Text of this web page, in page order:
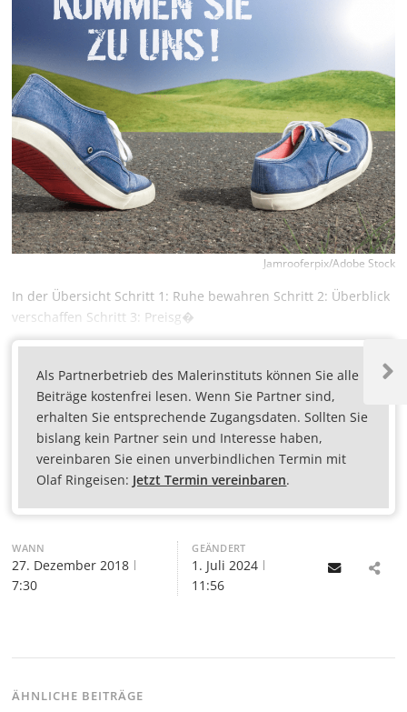
Jamrooferpix/Adobe Stock
In der Übersicht Schritt 1: Ruhe bewahren Schritt 2: Überblick
verschaffen Schritt 3: Preisg�
Als Partnerbetrieb des Malerinstituts können Sie alle
Beiträge kostenfrei lesen. Wenn Sie Partner sind,
erhalten Sie entsprechende Zugangsdaten. Sollten Sie
bislang kein Partner sein und Interesse haben,
vereinbaren Sie einen unverbindlichen Termin mit
Olaf Ringeisen: Jetzt Termin vereinbaren.
WANN
27. Dezember 2018
7:30
GEÄNDERT
1. Juli 2024
11:56
Email
ÄHNLICHE BEITRÄGE